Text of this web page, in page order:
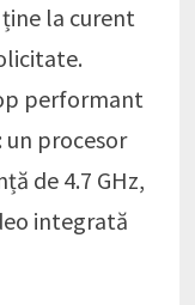
la curent
performant
procesor
de 4.7 GHz,
integrată